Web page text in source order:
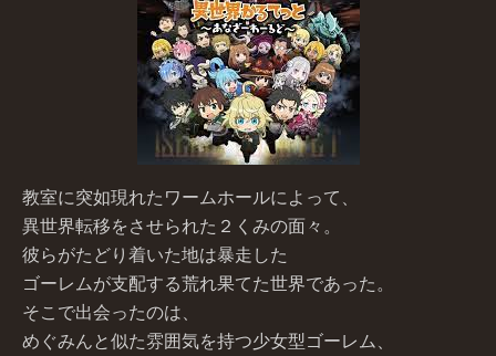
教室に突如現れたワームホールによって、
異世界転移をさせられた２くみの面々。
彼らがたどり着いた地は暴走した
ゴーレムが支配する荒れ果てた世界であった。
そこで出会ったのは、
めぐみんと似た雰囲気を持つ少女型ゴーレム、